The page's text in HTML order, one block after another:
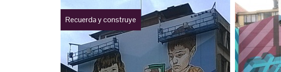
Recuerda y construye